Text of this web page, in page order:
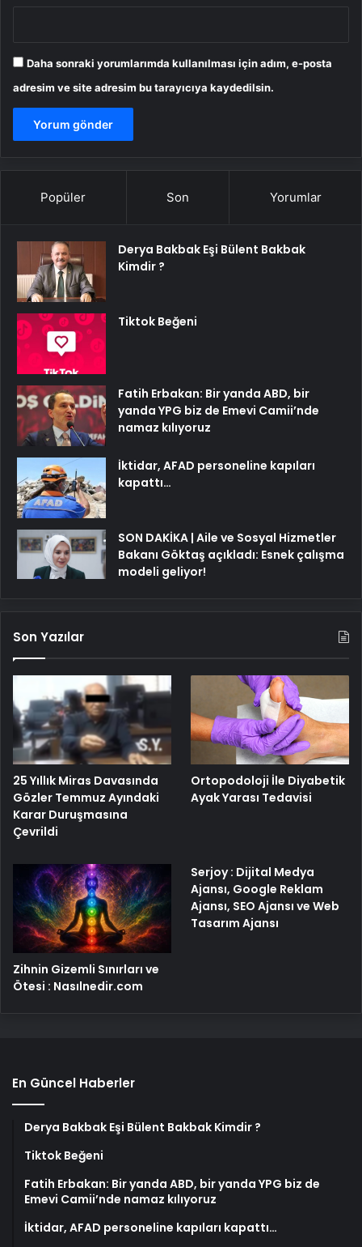
Daha sonraki yorumlarımda kullanılması için adım, e-posta
adresim ve site adresim bu tarayıcıya kaydedilsin.
Popüler Son Yorumlar
Derya Bakbak Eşi Bülent Bakbak
Kimdir ?
Tiktok Beğeni
Fatih Erbakan: Bir yanda ABD, bir
yanda YPG biz de Emevi Camii’nde
namaz kılıyoruz
İktidar, AFAD personeline kapıları
kapattı…
SON DAKİKA | Aile ve Sosyal Hizmetler
Bakanı Göktaş açıkladı: Esnek çalışma
modeli geliyor!
Son Yazılar
25 Yıllık Miras Davasında
Gözler Temmuz Ayındaki
Karar Duruşmasına
Çevrildi
Ortopodoloji İle Diyabetik
Ayak Yarası Tedavisi
Zihnin Gizemli Sınırları ve
Ötesi : Nasılnedir.com
Serjoy : Dijital Medya
Ajansı, Google Reklam
Ajansı, SEO Ajansı ve Web
Tasarım Ajansı
En Güncel Haberler
Derya Bakbak Eşi Bülent Bakbak Kimdir ?
Tiktok Beğeni
Fatih Erbakan: Bir yanda ABD, bir yanda YPG biz de
Emevi Camii’nde namaz kılıyoruz
İktidar, AFAD personeline kapıları kapattı…